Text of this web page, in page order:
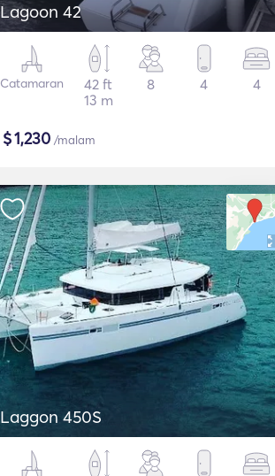
Lagoon 42
Catamaran
42 ft
13 m
8 4 4
$1,230 /malam
Laggon 450S